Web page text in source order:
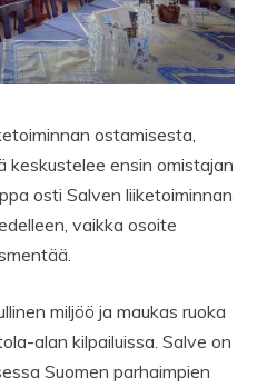
ostamisesta,
ensin omistajan
osti Salven liiketoiminnan
vaikka osoite
miljöö ja maukas ruoka
alan kilpailuissa. Salve on
Suomen parhaimpien